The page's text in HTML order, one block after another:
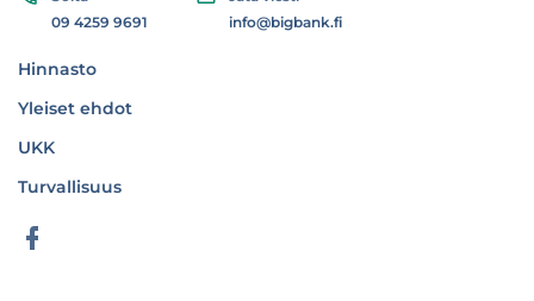
Hinnasto
Yleiset ehdot
UKK
Turvallisuus
09 4259 9691
info@bigbank.fi